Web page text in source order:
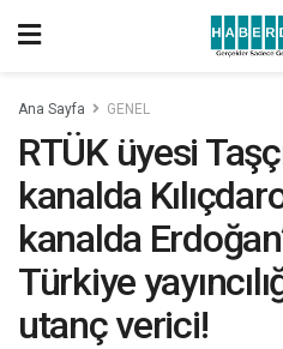
Ana Sayfa GENEL
RTÜK üyesi
kanalda
kanalda
Türkiye
utanç verici!